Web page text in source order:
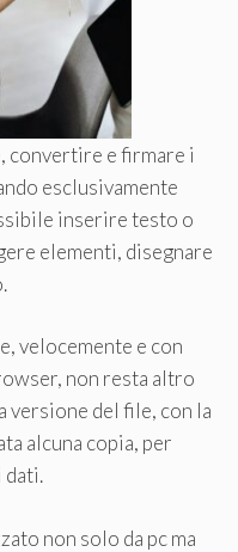
convertire e firmare i
esclusivamente
inserire testo o
elementi, disegnare
velocemente e con
non resta altro
versione del file, con la
alcuna copia, per
dati.
non solo da pc ma